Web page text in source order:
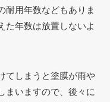
耐用年数などもありま
た年数は放置しないよ
てしまうと塗膜が雨や
まいますので、後々に